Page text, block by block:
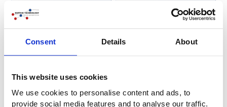
Consent Details About
This website uses cookies
We use cookies to personalise content and ads, to
provide social media features and to analyse our traffic.
Escola Internacional de
Almere
Basta preencher o nosso formulário de contacto:
Formulário de contacto